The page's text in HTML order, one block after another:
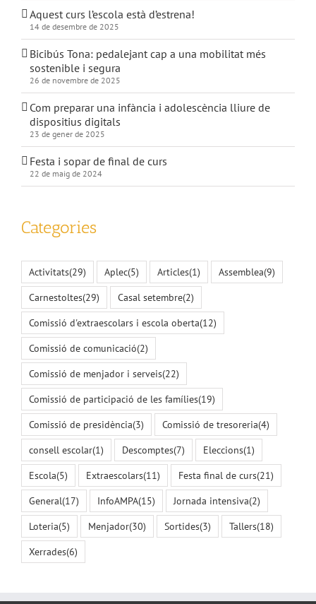
Aquest curs l’escola està d’estrena!
14 de desembre de 2025
Bicibús Tona: pedalejant cap a una mobilitat més
sostenible i segura
26 de novembre de 2025
Com preparar una infància i adolescència lliure de
dispositius digitals
23 de gener de 2025
Festa i sopar de final de curs
22 de maig de 2024
Categories
Activitats(29) Aplec(5) Articles(1) Assemblea(9)
Carnestoltes(29) Casal setembre(2)
Comissió d'extraescolars i escola oberta(12)
Comissió de comunicació(2)
Comissió de menjador i serveis(22)
Comissió de participació de les famílies(19)
Comissió de presidència(3) Comissió de tresoreria(4)
consell escolar(1) Descomptes(7) Eleccions(1)
Escola(5) Extraescolars(11) Festa final de curs(21)
General(17) InfoAMPA(15) Jornada intensiva(2)
Loteria(5) Menjador(30) Sortides(3) Tallers(18)
Xerrades(6)